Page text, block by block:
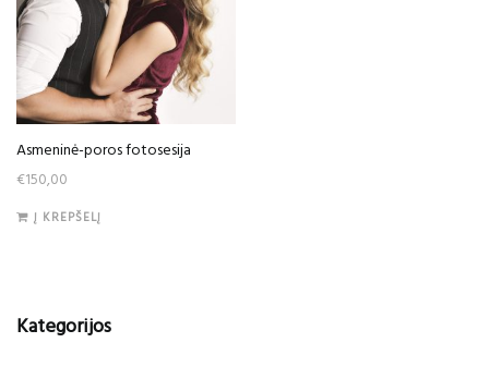
Asmeninė-poros fotosesija
€150,00
Į KREPŠELĮ
Kategorijos